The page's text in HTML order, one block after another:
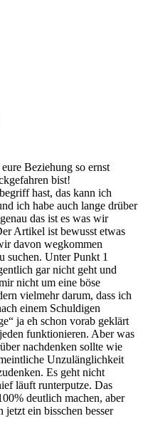
Beziehung so ernst
bist!
hast, das kann ich
ich habe auch lange drüber
das ist es was wir
Artikel ist bewusst etwas
davon wegkommen
suchen. Unter Punkt 1
gar nicht geht und
nicht um eine böse
vielmehr darum, dass ich
einem Schuldigen
ja eh schon vorab geklärt
funktionieren. Aber was
nachdenken sollte wie
Unzulänglichkeit
Es geht nicht
läuft runterputze. Das
deutlich machen, aber
ein bisschen besser